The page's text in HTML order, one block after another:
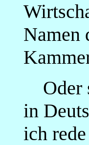
Namen
Oder
in
ich